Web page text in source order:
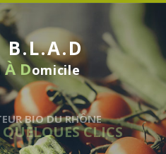
B.L.A.D
À Domicile
LIVRAISON
SANS